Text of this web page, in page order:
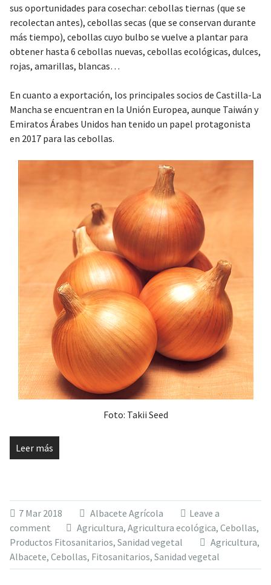
sus oportunidades para cosechar: cebollas tiernas (que se
recolectan antes), cebollas secas (que se conservan durante
más tiempo), cebollas cuyo bulbo se vuelve a plantar para
obtener hasta 6 cebollas nuevas, cebollas ecológicas, dulces,
rojas, amarillas, blancas…
En cuanto a exportación, los principales socios de Castilla-La
Mancha se encuentran en la Unión Europea, aunque Taiwán y
Emiratos Árabes Unidos han tenido un papel protagonista
en 2017 para las cebollas.
Foto: Takii Seed
Leer más
7 Mar 2018 Albacete Agrícola
Leave a
comment
Agricultura, Agricultura ecológica, Cebollas,
Productos Fitosanitarios, Sanidad vegetal Agricultura,
Albacete, Cebollas, Fitosanitarios, Sanidad vegetal